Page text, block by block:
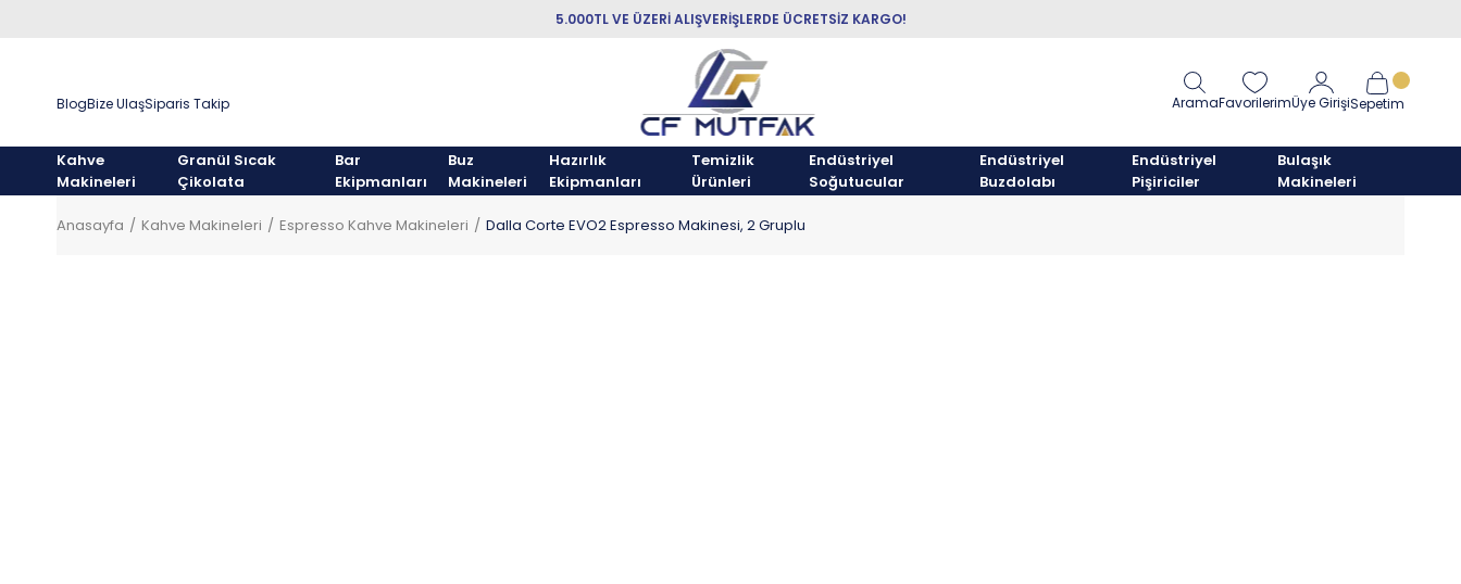
5.000TL VE ÜZERİ ALIŞVERİŞLERDE ÜCRETSİZ KARGO!
BlogBize UlaşSiparis Takip AramaFavorilerimÜye GirişiSepetim
Kahve
Makineleri
Granül Sıcak
Çikolata
Bar
Ekipmanları
Buz
Makineleri
Hazırlık
Ekipmanları
Temizlik
Ürünleri
Endüstriyel
Soğutucular
Endüstriyel
Buzdolabı
Endüstriyel
Pişiriciler
Bulaşık
Makineleri
Anasayfa Kahve Makineleri Espresso Kahve Makineleri Dalla Corte EVO2 Espresso Makinesi, 2 Gruplu